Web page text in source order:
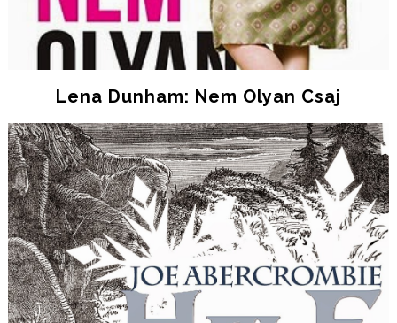
Lena Dunham: Nem Olyan Csaj